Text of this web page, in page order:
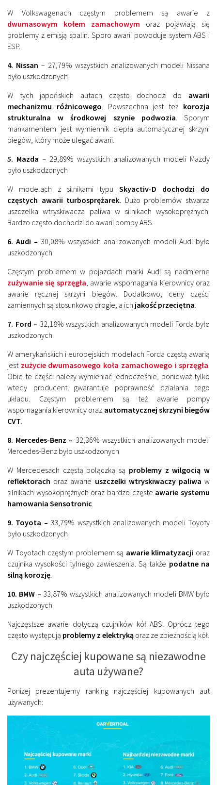
W Volkswagenach częstym problemem są awarie z
dwumasowym kołem zamachowym oraz pojawiają się
problemy z emisją spalin. Sporo awarii powoduje system ABS i
ESP.
4. Nissan – 27,79% wszystkich analizowanych modeli Nissana
było uszkodzonych
W tych japońskich autach często dochodzi do awarii
mechanizmu różnicowego. Powszechna jest też korozja
strukturalna w środkowej szynie podwozia. Sporym
mankamentem jest wymiennik ciepła automatycznej skrzyni
biegów, który może ulegać awarii.
5. Mazda – 29,89% wszystkich analizowanych modeli Mazdy
było uszkodzonych
W modelach z silnikami typu Skyactiv-D dochodzi do
częstych awarii turbosprężarek. Dużo problemów stwarza
uszczelka wtryskiwacza paliwa w silnikach wysokoprężnych.
Bardzo często dochodzi do awarii pompy ABS.
6. Audi – 30,08% wszystkich analizowanych modeli Audi było
uszkodzonych
Częstym problemem w pojazdach marki Audi są nadmierne
zużywanie się sprzęgła, awarie wspomagania kierownicy oraz
awarie ręcznej skrzyni biegów. Dodatkowo, ceny części
zamiennych są stosunkowo drogie, a ich jakość przeciętna.
7. Ford – 32,18% wszystkich analizowanych modeli Forda było
uszkodzonych
W amerykańskich i europejskich modelach Forda częstą awarią
jest zużycie dwumasowego koła zamachowego i sprzęgła.
Obie te części należy wymieniać jednocześnie, ponieważ tylko
wtedy producent gwarantuje poprawność działania tego
układu. Częstym problemem są też awarie pompy
wspomagania kierownicy oraz automatycznej skrzyni biegów
CVT.
8. Mercedes-Benz – 32,36% wszystkich analizowanych modeli
Mercedes-Benz było uszkodzonych
W Mercedesach częstą bolączką są problemy z wilgocią w
reflektorach oraz awarie uszczelki wtryskiwaczy paliwa w
silnikach wysokoprężnych oraz bardzo częste awarie systemu
hamowania Sensotronic.
9. Toyota – 33,79% wszystkich analizowanych modeli Toyoty
było uszkodzonych
W Toyotach częstym problemem są awarie klimatyzacji oraz
czujnika wysokości tylnego zawieszenia. Są także podatne na
silną korozję.
10. BMW – 33,87% wszystkich analizowanych modeli BMW było
uszkodzonych
Najczęstsze awarie dotyczą czujników kół ABS. Oprócz tego
często występują problemy z elektryką oraz ze zbieżnością kół.
Czy najczęściej kupowane są niezawodne
auta używane?
Poniżej prezentujemy ranking najczęściej kupowanych aut
używanych: